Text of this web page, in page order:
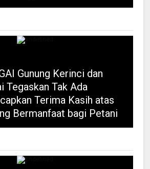
Gunung Kerinci dan
Tegaskan Tak Ada
Terima Kasih atas
Bermanfaat bagi Petani